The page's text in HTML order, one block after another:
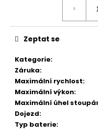
Kategorie:
Záruka:
Maximální rychlost:
Maximální výkon:
Maximální úhel
Dojezd:
Typ baterie:
Zeptat se
m
e
TC
MAX
SPOKE
BLACK
SUPER
SOCO
SILNIČNÍ